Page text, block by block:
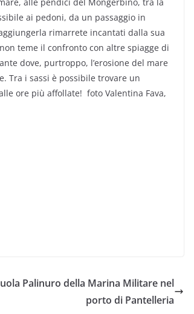
ai pedoni, da un passaggio in
rimarrete incantati dalla sua
teme il confronto con altre spiagge di
dove, purtroppo, l’erosione del mare
Tra i sassi è possibile trovare un
ore più affollate! foto Valentina Fava,
Palinuro della Marina Militare nel
porto di Pantelleria